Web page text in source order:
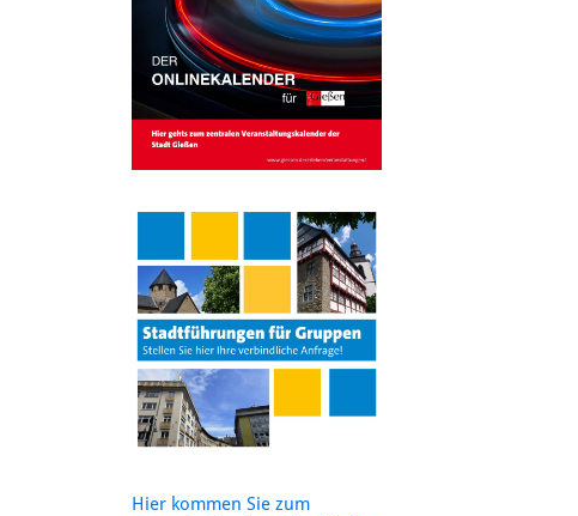
Hier kommen Sie zum